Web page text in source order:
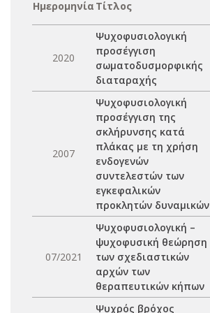
Ημερομηνία Τίτλος
2020
Ψυχοφυσιολογική
προσέγγιση
σωματοδυσμορφικής
διαταραχής
2007
Ψυχοφυσιολογική
προσέγγιση της
σκλήρυνσης κατά
πλάκας με τη χρήση
ενδογενών
συντελεστών των
εγκεφαλικών
προκλητών δυναμικών
07/2021
Ψυχοφυσιολογική –
ψυχοφυσική θεώρηση
των σχεδιαστικών
αρχών των
θεραπευτικών κήπων
Ψυχρός βρόχος